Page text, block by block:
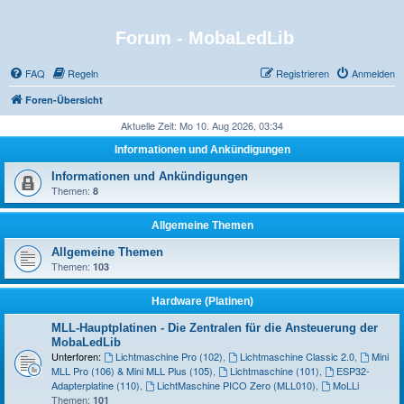
Forum - MobaLedLib
FAQ Regeln Anmelden
Registrieren
Foren-Übersicht
Aktuelle Zeit: Mo 10. Aug 2026, 03:34
Informationen und Ankündigungen
Informationen und Ankündigungen
Themen: 8
Allgemeine Themen
Allgemeine Themen
Themen: 103
Hardware (Platinen)
MLL-Hauptplatinen - Die Zentralen für die Ansteuerung der
MobaLedLib
Unterforen: Lichtmaschine Pro (102) Lichtmaschine Classic 2.0,
Mini
MLL Pro (106) & Mini MLL Plus (105)
Lichtmaschine (101)
ESP32-
Adapterplatine (110)
LichtMaschine PICO Zero (MLL010)
MoLLi
Themen: 101